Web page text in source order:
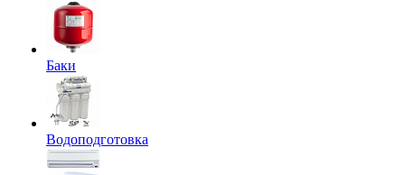
Баки
Водоподготовка